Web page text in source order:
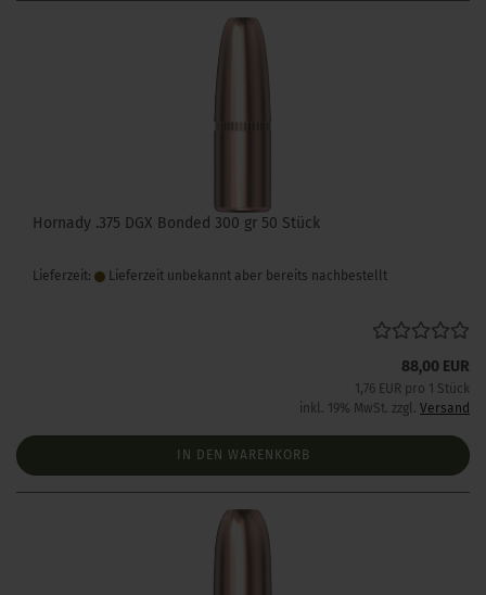
Hornady .375 DGX Bonded 300 gr 50 Stück
Lieferzeit: Lieferzeit unbekannt aber bereits nachbestellt
88,00 EUR
1,76 EUR pro 1 Stück
inkl. 19% MwSt. zzgl. Versand
IN DEN WARENKORB